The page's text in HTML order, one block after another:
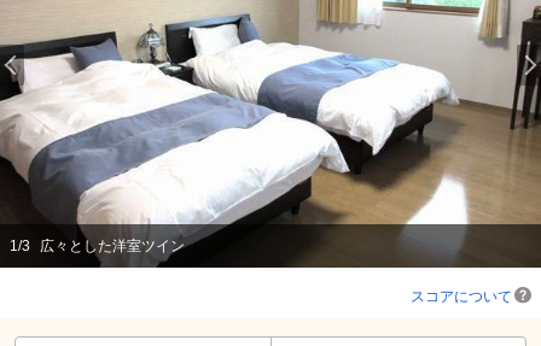
1/3 広々とした洋室ツイン
スコアについて